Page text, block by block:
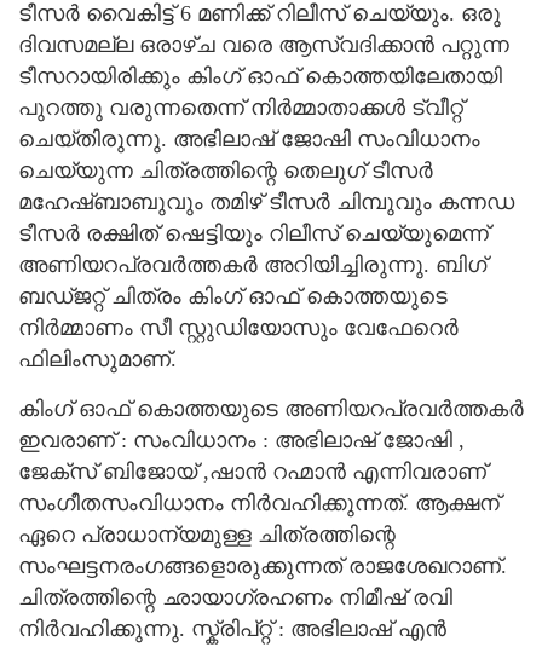
ടീസർ വൈകിട്ട് 6 മണിക്ക് റിലീസ് ചെയ്യും. ഒരു
ദിവസമല്ല ഒരാഴ്ച വരെ ആസ്വദിക്കാൻ പറ്റുന്ന
ടീസറായിരിക്കും കിംഗ് ഓഫ് കൊത്തയിലേതായി
പുറത്തു വരുന്നതെന്ന് നിർമ്മാതാക്കൾ ട്വീറ്റ്
ചെയ്തിരുന്നു. അഭിലാഷ് ജോഷി സംവിധാനം
ചെയ്യുന്ന ചിത്രത്തിന്റെ തെലുഗ് ടീസർ
മഹേഷ്ബാബുവും തമിഴ് ടീസർ ചിമ്പുവും കന്നഡ
ടീസർ രക്ഷിത് ഷെട്ടിയും റിലീസ് ചെയ്യുമെന്ന്
അണിയറപ്രവർത്തകർ അറിയിച്ചിരുന്നു. ബിഗ്
ബഡ്ജറ്റ് ചിത്രം കിംഗ് ഓഫ് കൊത്തയുടെ
നിർമ്മാണം സീ സ്റ്റുഡിയോസും വേഫേറെർ
ഫിലിംസുമാണ്.
കിംഗ് ഓഫ് കൊത്തയുടെ അണിയറപ്രവർത്തകർ
ഇവരാണ് : സംവിധാനം : അഭിലാഷ് ജോഷി ,
ജേക്സ് ബിജോയ് ,ഷാൻ റഹ്മാൻ എന്നിവരാണ്
സം​ഗീതസംവിധാനം നിർവഹിക്കുന്നത്. ആക്ഷന്
ഏറെ പ്രാധാന്യമുള്ള ചിത്രത്തിന്റെ
സംഘട്ടനരം​ഗങ്ങളൊരുക്കുന്നത് രാജശേഖറാണ്.
ചിത്രത്തിന്റെ ഛായാഗ്രഹണം നിമീഷ് രവി
നിർവഹിക്കുന്നു. സ്ക്രിപ്റ്റ് : അഭിലാഷ് എൻ